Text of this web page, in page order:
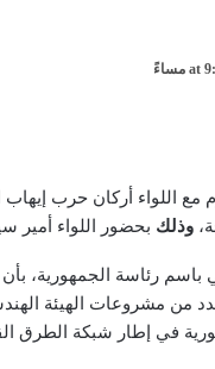
مع اللواء أركان حرب
وذلك بحضور اللواء أمير
رئاسة الجمهورية، بأن
من مشروعات الهيئة
في إطار شبكة الطرق